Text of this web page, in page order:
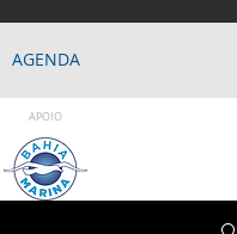
AGENDA
APOIO